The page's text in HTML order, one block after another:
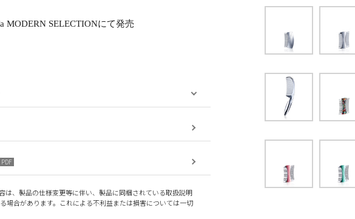
MODERN SELECTIONにて発売
PDF
は、製品の仕様変更等に伴い、製品に同梱されている取扱説明
場合があります。これによる不利益または損害については一切